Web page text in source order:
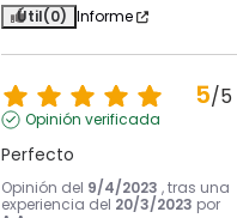
Útil(0) Informe
5/5
Opinión verificada
Perfecto
Opinión del 9/4/2023 , tras una
experiencia del 20/3/2023 por